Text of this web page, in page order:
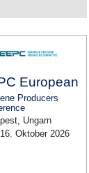
European
Producers
Ungarn
Oktober 2026